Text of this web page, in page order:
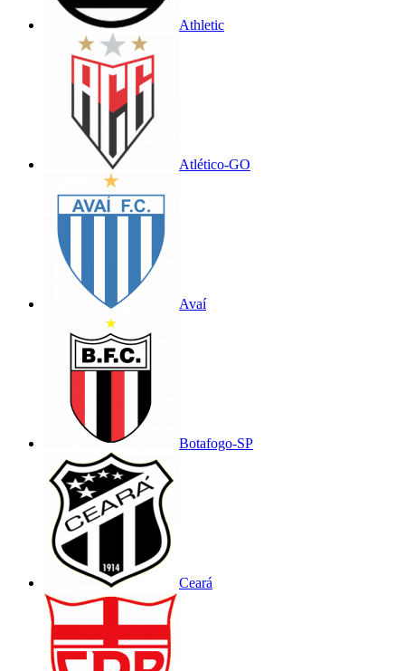
Athletic
Atlético-GO
Avaí
Botafogo-SP
Ceará